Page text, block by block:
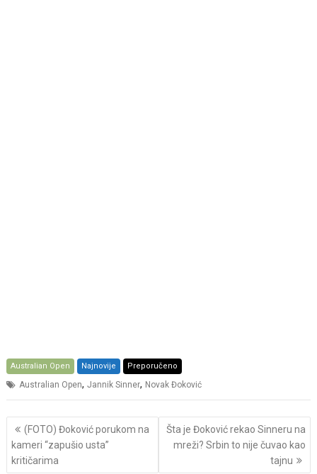
Australian Open Najnovije Preporučeno
Australian Open,Jannik Sinner, Novak Đoković
Post
navigation
(FOTO) Đoković porukom na
kameri “zapušio usta”
kritičarima
Šta je Đoković rekao Sinneru na
mreži? Srbin to nije čuvao kao
tajnu